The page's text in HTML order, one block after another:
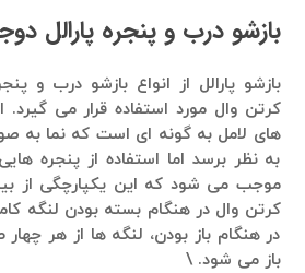
بازشو درب و پنجره پارالل
بازشو پارالل از انواع بازشو درب و
کرتن وال مورد استفاده قرار می
های لامل به گونه ای است که نما به
به نظر برسد اما استفاده از پنجره
موجب می شود که این یکپارچگی از بین
کرتن وال در هنگام بسته بودن لنگه
در هنگام باز بودن، لنگه ها از هر
باز می شود. \